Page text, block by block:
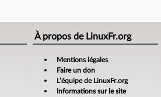
À propos de LinuxFr.org
Mentions légales
Faire un don
L’équipe de LinuxFr.org
Informations sur le site